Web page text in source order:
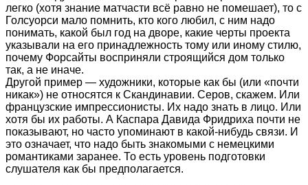
легко (хотя знание матчасти всё равно не помешает), то с
Голсуорси мало помнить, кто кого любил, с ним надо
понимать, какой был год на дворе, какие черты проекта
указывали на его принадлежность тому или иному стилю,
почему Форсайты восприняли строящийся дом только
так, а не иначе.
Другой пример — художники, которые как бы (или «почти
никак») не относятся к Скандинавии. Серов, скажем. Или
французские импрессионисты. Их надо знать в лицо. Или
хотя бы их работы. А Каспара Давида Фридриха почти не
показывают, но часто упоминают в какой-нибудь связи. И
это означает, что надо быть знакомыми с немецкими
романтиками заранее. То есть уровень подготовки
слушателя как бы предполагается.